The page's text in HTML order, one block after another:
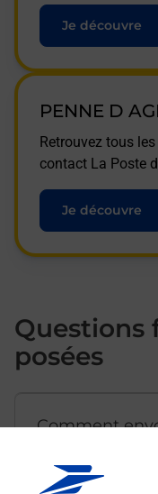
Je découvre
PENNE D
Retrouvez tous
contact La Poste
Je découvre
Questions
posées
Comment